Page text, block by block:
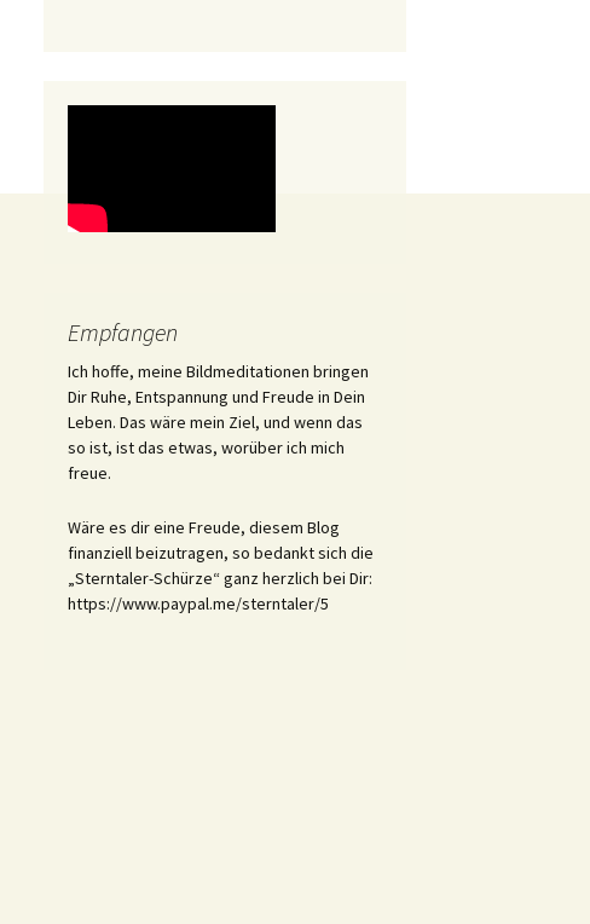
Empfangen
Ich hoffe, meine Bildmeditationen bringen
Dir Ruhe, Entspannung und Freude in Dein
Leben. Das wäre mein Ziel, und wenn das
so ist, ist das etwas, worüber ich mich
freue.
Wäre es dir eine Freude, diesem Blog
finanziell beizutragen, so bedankt sich die
„Sterntaler-Schürze“ ganz herzlich bei Dir:
https://www.paypal.me/sterntaler/5